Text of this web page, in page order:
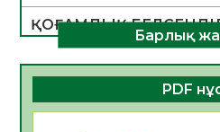
ҚОҒАМДЫҚ
ДАМУЫНЫҢ НЕГІЗІ
06.08.2026
ҚҰРЫЛТАЙ САЙЛАУЫ
БАСТАР ЖАУАПТЫ
Барлық
PDF